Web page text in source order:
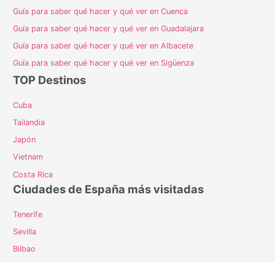
Guía para saber qué hacer y qué ver en Cuenca
Guía para saber qué hacer y qué ver en Guadalajara
Guía para saber qué hacer y qué ver en Albacete
Guía para saber qué hacer y qué ver en Sigüenza
TOP Destinos
Cuba
Tailandia
Japón
Vietnam
Costa Rica
Ciudades de España más visitadas
Tenerife
Sevilla
Bilbao